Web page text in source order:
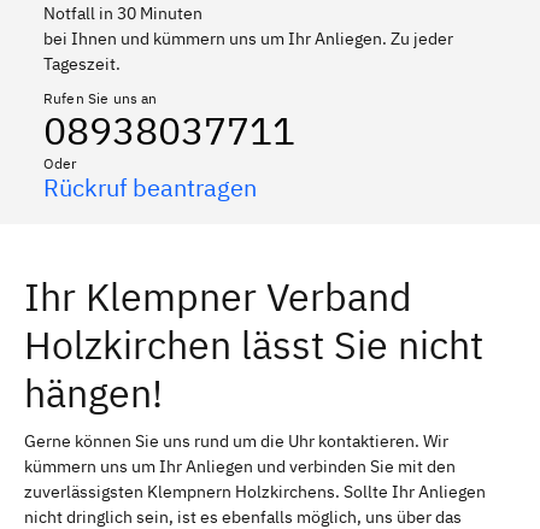
Notfall in 30 Minuten
bei Ihnen und kümmern uns um Ihr Anliegen. Zu jeder
Tageszeit.
Rufen Sie uns an
08938037711
Oder
Rückruf beantragen
Ihr Klempner Verband
Holzkirchen lässt Sie nicht
hängen!
Gerne können Sie uns rund um die Uhr kontaktieren. Wir
kümmern uns um Ihr Anliegen und verbinden Sie mit den
zuverlässigsten Klempnern Holzkirchens. Sollte Ihr Anliegen
nicht dringlich sein, ist es ebenfalls möglich, uns über das